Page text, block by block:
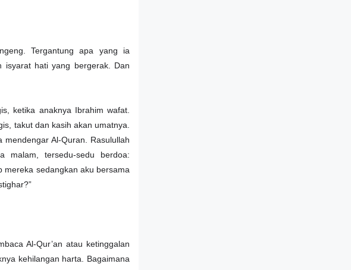
Tergantung apa yang ia
isyarat hati yang bergerak. Dan
ketika anaknya Ibrahim wafat.
takut dan kasih akan umatnya.
mendengar Al-Quran. Rasulullah
malam, tersedu-sedu berdoa:
mereka sedangkan aku bersama
Al-Qur’an atau ketinggalan
kehilangan harta. Bagaimana